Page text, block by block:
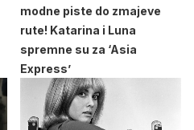
modne piste do zmajeve
rute! Katarina i Luna
spremne su za ‘Asia
Express’